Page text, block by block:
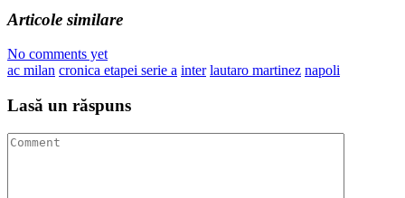
Articole similare
No comments yet
ac milan cronica etapei serie a inter lautaro martinez napoli
Lasă un răspuns